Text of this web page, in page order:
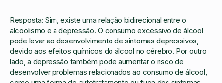
Resposta: Sim, existe uma relação bidirecional entre o
alcoolismo e a depressão. O consumo excessivo de álcool
pode levar ao desenvolvimento de sintomas depressivos,
devido aos efeitos químicos do álcool no cérebro. Por outro
lado, a depressão também pode aumentar o risco de
desenvolver problemas relacionados ao consumo de álcool,